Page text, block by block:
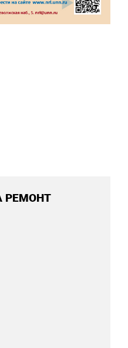
РЕМОНТ